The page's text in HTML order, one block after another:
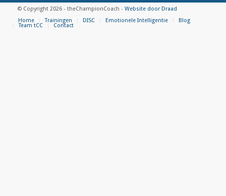
© Copyright 2026 - theChampionCoach - Website door Draad
Home
Trainingen DISC Emotionele Intelligentie Blog
Team tCC Contact